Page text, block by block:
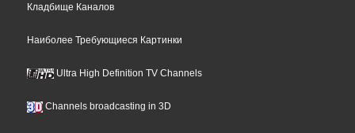
Кладбище Каналов
Наиболее Требующиеся Картинки
Ultra High Definition TV Channels
Channels broadcasting in 3D